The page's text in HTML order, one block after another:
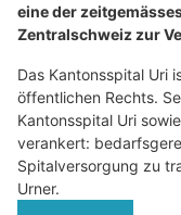
eine der
Zentralschweiz zur
Das Kantonsspital Uri
öffentlichen Rechts.
Kantonsspital Uri
verankert:
Spitalversorgung zu
Urner.